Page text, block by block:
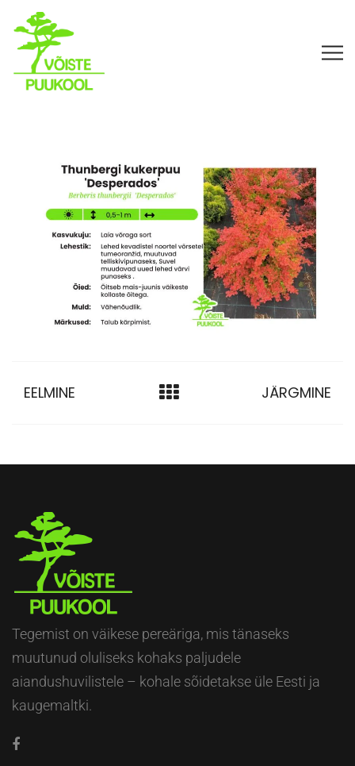
EELMINE JÄRGMINE
Tegemist on väikese pereäriga, mis tänaseks
muutunud oluliseks kohaks paljudele
aiandushuvilistele – kohale sõidetakse üle Eesti ja
kaugemaltki.